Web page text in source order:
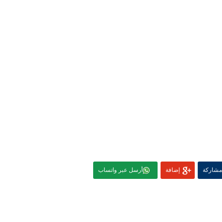
مشاركة إضافة أرسل عبر واتساب